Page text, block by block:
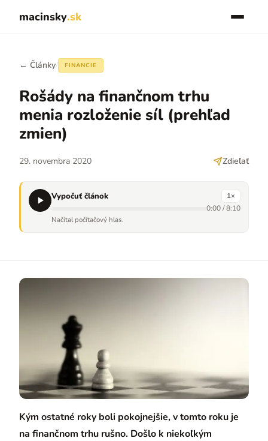
macinsky.sk
← Články/ FINANCIE
Rošády na finančnom trhu
menia rozloženie síl (prehľad
zmien)
29. novembra 2020 Zdieľať
Vypočuť článok 1×
0:00/8:10
Načítal počítačový hlas.
Kým ostatné roky boli pokojnejšie, v tomto roku je
na finančnom trhu rušno. Došlo k niekoľkým